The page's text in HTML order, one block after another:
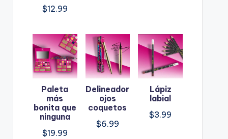
$12.99
Paleta
más
bonita que
ninguna
$19.99
Delineador
ojos
coquetos
$6.99
Lápiz
labial
$3.99